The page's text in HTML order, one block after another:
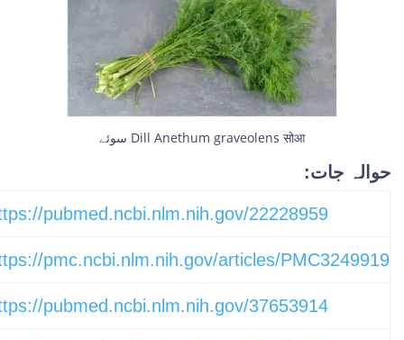
سوئے Dill Anethum graveolens सोआ
حوالہ جات:
pubmed.ncbi.nlm.nih.gov/22228959/
pmc.ncbi.nlm.nih.gov/articles/PMC3249919/
pubmed.ncbi.nlm.nih.gov/37653914/